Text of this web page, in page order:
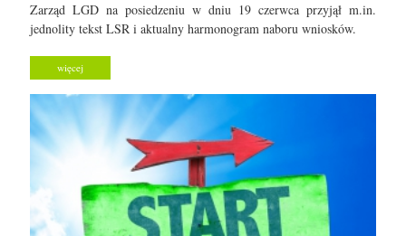
Zarząd LGD na posiedzeniu w dniu 19 czerwca przyjął m.in.
jednolity tekst LSR i aktualny harmonogram naboru wniosków.
więcej